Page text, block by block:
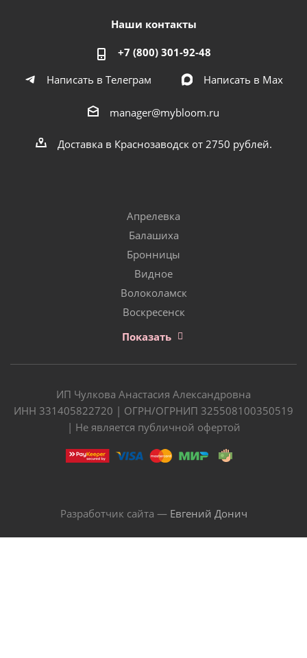
Наши контакты
+7 (800) 301-92-48
Написать в Телеграм
Написать в Мах
manager@mybloom.ru
Доставка в Краснозаводск от 2750 рублей.
Апрелевка
Балашиха
Бронницы
Видное
Волоколамск
Воскресенск
Показать
ИП Чулкова Анастасия Александровна
ИНН 331405822720 | ОГРН/ОГРНИП 325508100350519
| Не является публичной офертой
Разработчик сайта — Евгений Донич